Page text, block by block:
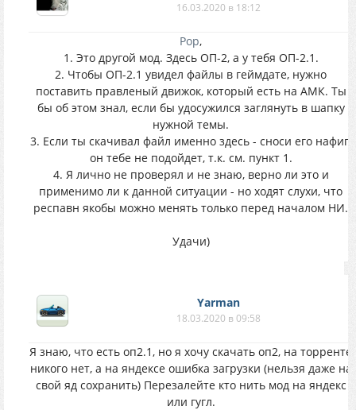
16.03.2020 в 18:12
Pop,
1. Это другой мод. Здесь ОП-2, а у тебя ОП-2.1.
2. Чтобы ОП-2.1 увидел файлы в геймдате, нужно
поставить правленый движок, который есть на АМК. Ты
бы об этом знал, если бы удосужился заглянуть в шапку
нужной темы.
3. Если ты скачивал файл именно здесь - сноси его нафиг,
он тебе не подойдет, т.к. см. пункт 1.
4. Я лично не проверял и не знаю, верно ли это и
применимо ли к данной ситуации - но ходят слухи, что
респавн якобы можно менять только перед началом НИ.
Удачи)
Yarman
18.03.2020 в 09:58
Я знаю, что есть оп2.1, но я хочу скачать оп2, на торренте
никого нет, а на яндексе ошибка загрузки (нельзя даже на
свой яд сохранить) Перезалейте кто нить мод на яндекс
или гугл.